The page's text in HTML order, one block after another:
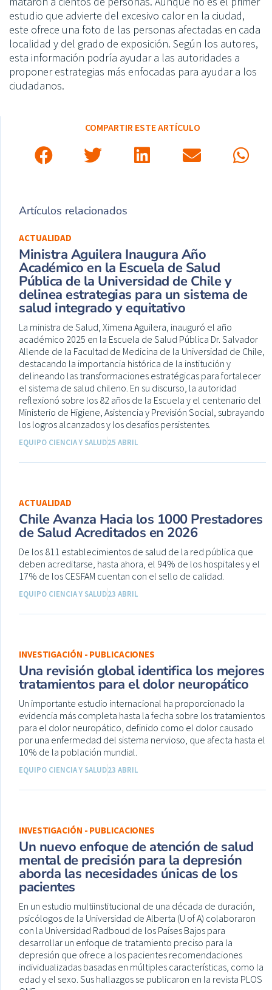
estudio que advierte del excesivo calor en la ciudad,
este ofrece una foto de las personas afectadas en cada
localidad y del grado de exposición. Según los autores,
esta información podría ayudar a las autoridades a
proponer estrategias más enfocadas para ayudar a los
ciudadanos.
COMPARTIR ESTE ARTÍCULO
Artículos relacionados
ACTUALIDAD
Ministra Aguilera Inaugura Año
Académico en la Escuela de Salud
Pública de la Universidad de Chile y
delinea estrategias para un sistema de
salud integrado y equitativo
La ministra de Salud, Ximena Aguilera, inauguró el año
académico 2025 en la Escuela de Salud Pública Dr. Salvador
Allende de la Facultad de Medicina de la Universidad de Chile,
destacando la importancia histórica de la institución y
delineando las transformaciones estratégicas para fortalecer
el sistema de salud chileno. En su discurso, la autoridad
reflexionó sobre los 82 años de la Escuela y el centenario del
Ministerio de Higiene, Asistencia y Previsión Social, subrayando
los logros alcanzados y los desafíos persistentes.
EQUIPO CIENCIA Y SALUD25 ABRIL
ACTUALIDAD
Chile Avanza Hacia los 1000 Prestadores
de Salud Acreditados en 2026
De los 811 establecimientos de salud de la red pública que
deben acreditarse, hasta ahora, el 94% de los hospitales y el
17% de los CESFAM cuentan con el sello de calidad.
EQUIPO CIENCIA Y SALUD23 ABRIL
INVESTIGACIÓN - PUBLICACIONES
Una revisión global identifica los mejores
tratamientos para el dolor neuropático
Un importante estudio internacional ha proporcionado la
evidencia más completa hasta la fecha sobre los tratamientos
para el dolor neuropático, definido como el dolor causado
por una enfermedad del sistema nervioso, que afecta hasta el
10% de la población mundial.
EQUIPO CIENCIA Y SALUD23 ABRIL
INVESTIGACIÓN - PUBLICACIONES
Un nuevo enfoque de atención de salud
mental de precisión para la depresión
aborda las necesidades únicas de los
pacientes
En un estudio multiinstitucional de una década de duración,
psicólogos de la Universidad de Alberta (U of A) colaboraron
con la Universidad Radboud de los Países Bajos para
desarrollar un enfoque de tratamiento preciso para la
depresión que ofrece a los pacientes recomendaciones
individualizadas basadas en múltiples características, como la
edad y el sexo. Sus hallazgos se publicaron en la revista PLOS